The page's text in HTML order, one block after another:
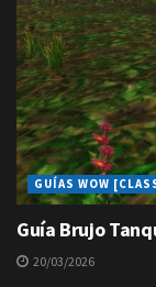
GUÍAS WOW
Guía Brujo
20/03/2026